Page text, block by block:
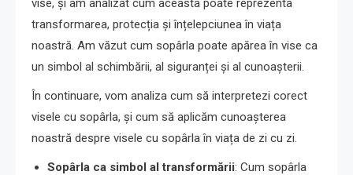
vise, și am analizat cum aceasta poate reprezenta
transformarea, protecția și înțelepciunea în viața
noastră. Am văzut cum sopârla poate apărea în vise ca
un simbol al schimbării, al siguranței și al cunoașterii.
În continuare, vom analiza cum să interpretezi corect
visele cu sopârla, și cum să aplicăm cunoașterea
noastră despre visele cu sopârla în viața de zi cu zi.
Sopârla ca simbol al transformării: Cum sopârla